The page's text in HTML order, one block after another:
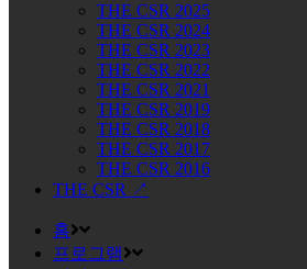
THE CSR 2025
THE CSR 2024
THE CSR 2023
THE CSR 2022
THE CSR 2021
THE CSR 2019
THE CSR 2018
THE CSR 2017
THE CSR 2016
THE CSR ↗
홈
프로그램